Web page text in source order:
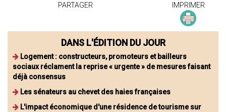
PARTAGER IMPRIMER
DANS L'ÉDITION DU JOUR
Logement : constructeurs, promoteurs et bailleurs
sociaux réclament la reprise « urgente » de mesures faisant
déjà consensus
Les sénateurs au chevet des haies françaises
L'impact économique d'une résidence de tourisme sur